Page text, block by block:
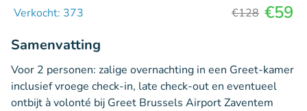
Verkocht: 373 €128 €59
Samenvatting
Voor 2 personen: zalige overnachting in een Greet-kamer
inclusief vroege check-in, late check-out en eventueel
ontbijt à volonté bij Greet Brussels Airport Zaventem